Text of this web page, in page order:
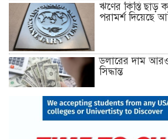
ঋণের কিস্তি ছাড়
পরামর্শ
ডলারের দাম
সিদ্ধান্ত
১৮ ডিসেম্বর